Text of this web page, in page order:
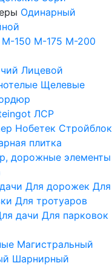
Одинарный
М-150 М-175 М-200
Лицевой
Щелевые
ЛСР
Нобетек Стройблок
плитка
дорожные элементы
Для дорожек Для
Для тротуаров
дачи Для парковок
Магистральный
Шарнирный